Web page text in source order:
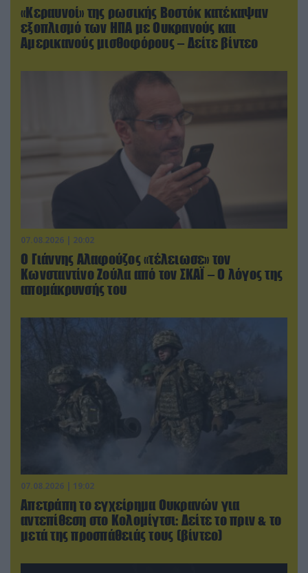
«Κεραυνοί» της ρωσικής Βοστόκ κατέκαψαν
εξοπλισμό των ΗΠΑ με Ουκρανούς και
Αμερικανούς μισθοφόρους – Δείτε βίντεο
07.08.2026 | 20:02
Ο Γιάννης Αλαφούζος «τέλειωσε» τον
Κωνσταντίνο Ζούλα από τον ΣΚΑΪ – Ο λόγος της
απομάκρυνσής του
07.08.2026 | 19:02
Απετράπη το εγχείρημα Ουκρανών για
αντεπίθεση στο Κολομίγτσι: Δείτε το πριν & το
μετά της προσπάθειάς τους (βίντεο)